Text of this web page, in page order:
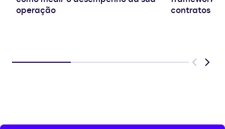
operação
contratos
Previous
Next